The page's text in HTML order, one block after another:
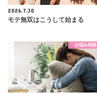
2026.7.30
モテ無双はこうして始まる
お悩み相談